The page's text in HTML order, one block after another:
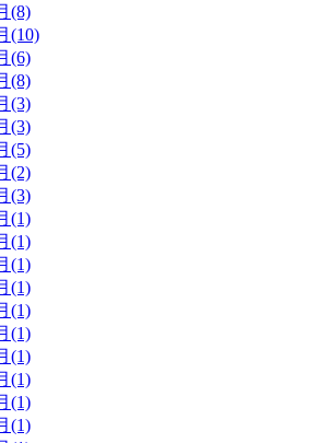
(8)
(10)
(6)
(8)
(3)
(3)
(5)
(2)
(3)
(1)
(1)
(1)
(1)
(1)
(1)
(1)
(1)
(1)
(1)